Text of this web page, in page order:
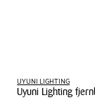
anvende en af de
indstilles så lyset
UYUNI LIGHTING
Uyuni Lighting